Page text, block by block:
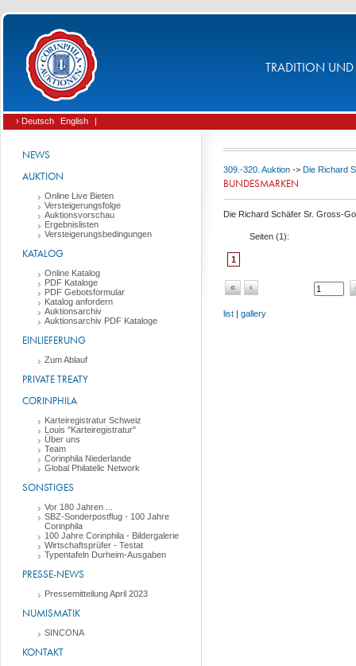
TRADITION UND
› Deutsch English |
NEWS
AUKTION
Online Live Bieten
Versteigerungsfolge
Auktionsvorschau
Ergebnislisten
Versteigerungsbedingungen
KATALOG
Online Katalog
PDF Kataloge
PDF Gebotsformular
Katalog anfordern
Auktionsarchiv
Auktionsarchiv PDF Kataloge
EINLIEFERUNG
Zum Ablauf
PRIVATE TREATY
CORINPHILA
Karteiregistratur Schweiz
Louis "Karteiregistratur"
Über uns
Team
Corinphila Niederlande
Global Philatelic Network
SONSTIGES
Vor 180 Jahren ...
SBZ-Sonderpostflug - 100 Jahre
Corinphila
100 Jahre Corinphila - Bildergalerie
Wirtschaftsprüfer - Testat
Typentafeln Durheim-Ausgaben
PRESSE-NEWS
Pressemitteilung April 2023
NUMISMATIK
SINCONA
KONTAKT
309.-320. Auktion -> Die Richard
BUNDESMARKEN
Die Richard Schäfer Sr. Gross-
Seiten (1):
1
« ‹
list | gallery